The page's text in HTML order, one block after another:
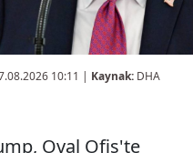
10:11 | Kaynak: DHA
Oval Ofis'te